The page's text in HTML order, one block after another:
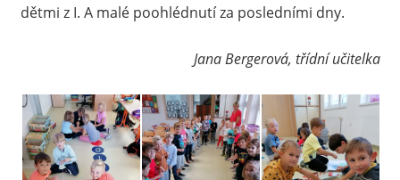
dětmi z I. A malé poohlédnutí za posledními dny.
Jana Bergerová, třídní učitelka